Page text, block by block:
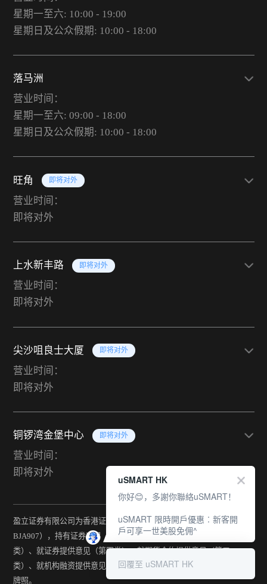
星期一至六: 10:00 - 19:00
星期日及公众假期: 10:00 - 18:00
落马洲
营业时间：
星期一至六: 09:00 - 18:00
星期日及公众假期: 10:00 - 18:00
旺角 即将对外
营业时间：
即将对外
上水新丰路 即将对外
营业时间：
即将对外
尖沙咀良士大厦 即将对外
营业时间：
即将对外
铜锣湾金堡中心 即将对外
营业时间：
即将对外
盈立证券有限公司为香港证监会持牌法团（中央编号：
BJA907），持有证券交易（第一类）、期货合约交易（第二
类）、就证券提供意见（第四类）、就期货合约提供意见（第五
类）、就机构融资提供意见（第六类）及提供资产管理（第九类）
牌照。
uSMART HK
你好😊，多謝你聯絡uSMART！
uSMART 限時開戶優惠︰新客開
戶可享一世美股免佣^
回覆至 uSMART HK